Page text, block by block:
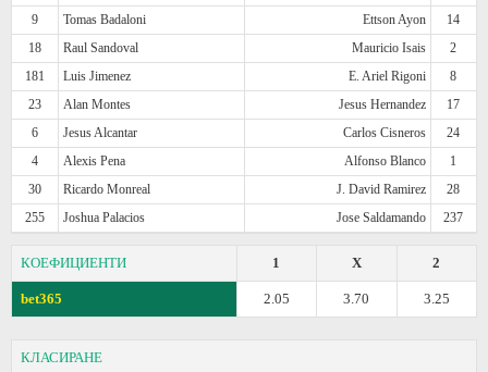
9
Tomas Badaloni Ettson Ayon
14
18
Raul Sandoval Mauricio Isais
2
181
Luis Jimenez E. Ariel Rigoni
8
23
Alan Montes Jesus Hernandez
17
6
Jesus Alcantar Carlos Cisneros
24
4
Alexis Pena Alfonso Blanco
1
30
Ricardo Monreal J. David Ramirez
28
255
Joshua Palacios Jose Saldamando 237
КОЕФИЦИЕНТИ 2
X
1
bet365 3.25
3.70
2.05
КЛАСИРАНЕ